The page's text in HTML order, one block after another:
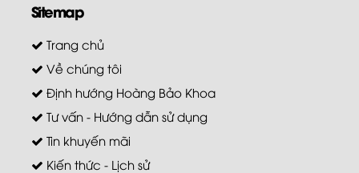
Sitemap
Trang chủ
Về chúng tôi
Định hướng Hoàng Bảo Khoa
Tư vấn - Hướng dẫn sử dụng
Tin khuyến mãi
Kiến thức - Lịch sử